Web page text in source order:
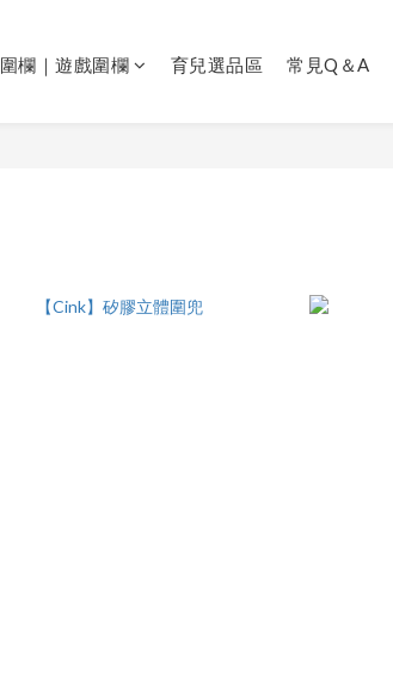
圍欄｜遊戲圍欄 育兒選品區 常見Q＆A